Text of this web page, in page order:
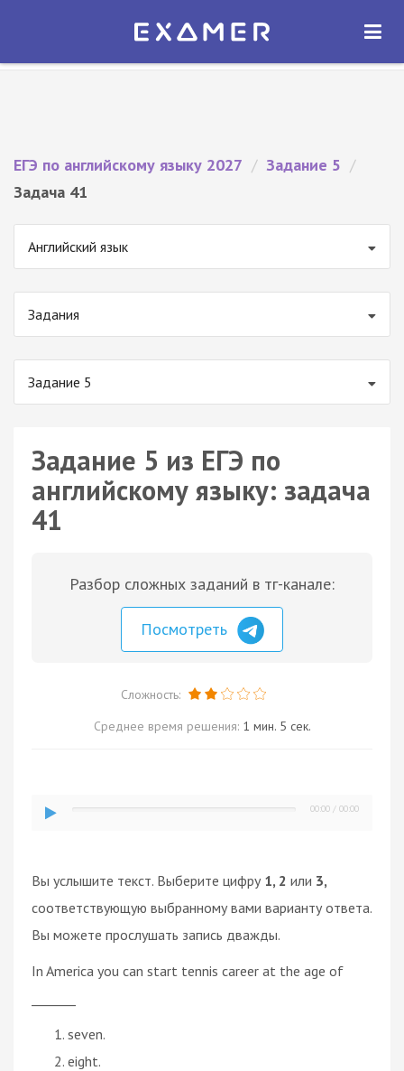
Экзамер — ЕГЭ 2027
ОТКРЫТЬ
ЕГЭ по английскому языку 2027 / Задание 5 /
Задача 41
Английский язык
Задания
Задание 5
Задание 5 из ЕГЭ по
английскому языку: задача
41
Разбор сложных заданий в тг-канале:
Посмотреть
Сложность:
Среднее время решения: 1 мин. 5 сек.
00:00 / 00:00
Вы услышите текст. Выберите цифру 1, 2 или 3,
соответствующую выбранному вами варианту ответа.
Вы можете прослушать запись дважды.
In America you can start tennis career at the age of
seven.
eight.